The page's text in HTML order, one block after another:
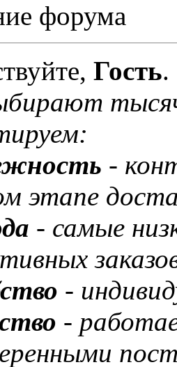
форума
Гость.
-
этапе
- самые
-
-